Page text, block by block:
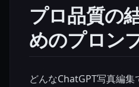
プロ品質の
めのプロン
どんなChatGPT写真編